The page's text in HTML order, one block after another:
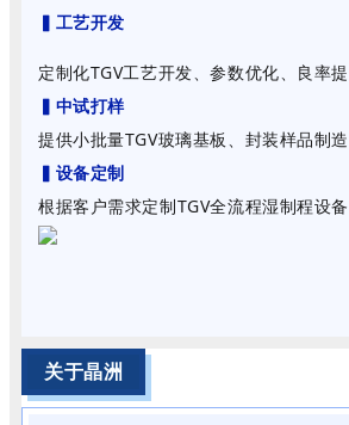
▍工艺开发
定制化TGV工艺开发、参数优化、良率
▍中试打样
提供小批量TGV玻璃基板、封装样品制
▍设备定制
根据客户需求定制TGV全流程湿制程设
关于晶洲